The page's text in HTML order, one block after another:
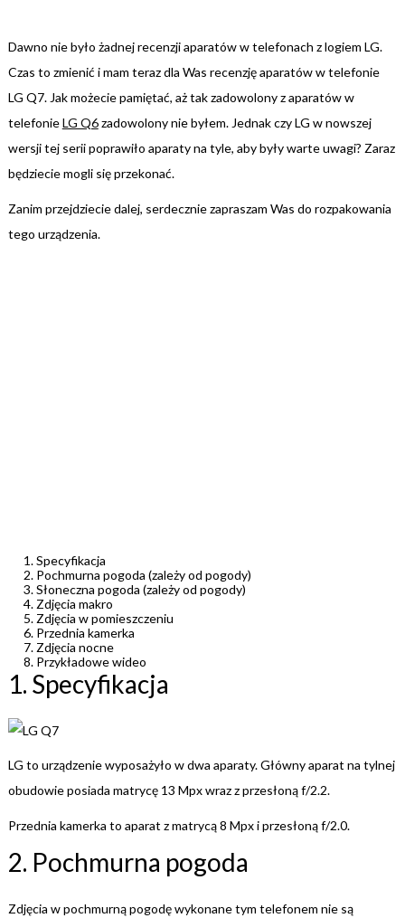
Dawno nie było żadnej recenzji aparatów w telefonach z logiem LG.
Czas to zmienić i mam teraz dla Was recenzję aparatów w telefonie
LG Q7. Jak możecie pamiętać, aż tak zadowolony z aparatów w
telefonieLG Q6zadowolony nie byłem. Jednak czy LG w nowszej
wersji tej serii poprawiło aparaty na tyle, aby były warte uwagi? Zaraz
będziecie mogli się przekonać.
Zanim przejdziecie dalej, serdecznie zapraszam Was do rozpakowania
tego urządzenia.
Specyfikacja
Pochmurna pogoda (zależy od pogody)
Słoneczna pogoda (zależy od pogody)
Zdjęcia makro
Zdjęcia w pomieszczeniu
Przednia kamerka
Zdjęcia nocne
Przykładowe wideo
1. Specyfikacja
LG to urządzenie wyposażyło w dwa aparaty. Główny aparat na tylnej
obudowie posiada matrycę 13 Mpx wraz z przesłoną f/2.2.
Przednia kamerka to aparat z matrycą 8 Mpx i przesłoną f/2.0.
2. Pochmurna pogoda
Zdjęcia w pochmurną pogodę wykonane tym telefonem nie są